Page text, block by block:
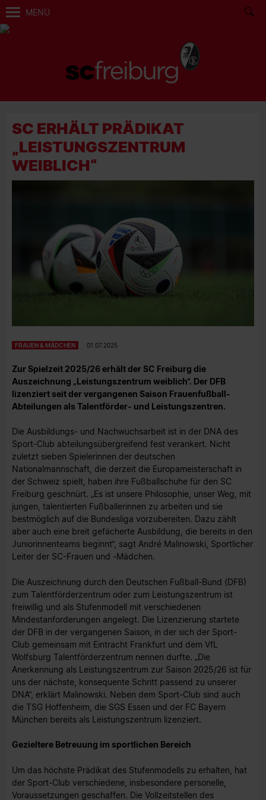
MENÜ
SC ERHÄLT PRÄDIKAT
„LEISTUNGSZENTRUM
WEIBLICH“
FRAUEN & MÄDCHEN 01.07.2025
Zur Spielzeit 2025/26 erhält der SC Freiburg die
Auszeichnung „Leistungszentrum weiblich“. Der DFB
lizenziert seit der vergangenen Saison Frauenfußball-
Abteilungen als Talentförder- und Leistungszentren.
Die Ausbildungs- und Nachwuchsarbeit ist in der DNA des
Sport-Club abteilungsübergreifend fest verankert. Nicht
zuletzt sieben Spielerinnen der deutschen
Nationalmannschaft, die derzeit die Europameisterschaft in
der Schweiz spielt, haben ihre Fußballschuhe für den SC
Freiburg geschnürt. „Es ist unsere Philosophie, unser Weg, mit
jungen, talentierten Fußballerinnen zu arbeiten und sie
bestmöglich auf die Bundesliga vorzubereiten. Dazu zählt
aber auch eine breit gefächerte Ausbildung, die bereits in den
Juniorinnenteams beginnt“, sagt André Malinowski, Sportlicher
Leiter der SC-Frauen und -Mädchen.
Die Auszeichnung durch den Deutschen Fußball-Bund (DFB)
zum Talentförderzentrum oder zum Leistungszentrum ist
freiwillig und als Stufenmodell mit verschiedenen
Mindestanforderungen angelegt. Die Lizenzierung startete
der DFB in der vergangenen Saison, in der sich der Sport-
Club gemeinsam mit Eintracht Frankfurt und dem VfL
Wolfsburg Talentförderzentrum nennen durfte. „Die
Anerkennung als Leistungszentrum zur Saison 2025/26 ist für
uns der nächste, konsequente Schritt passend zu unserer
DNA“, erklärt Malinowski. Neben dem Sport-Club sind auch
die TSG Hoffenheim, die SGS Essen und der FC Bayern
München bereits als Leistungszentrum lizenziert.
Gezieltere Betreuung im sportlichen Bereich
Um das höchste Prädikat des Stufenmodells zu erhalten, hat
der Sport-Club verschiedene, insbesondere personelle,
Voraussetzungen geschaffen. Die Vollzeitstellen des